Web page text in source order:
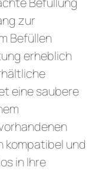
zur
Befüllen
erheblich
eine saubere
kompatibel und
in Ihre